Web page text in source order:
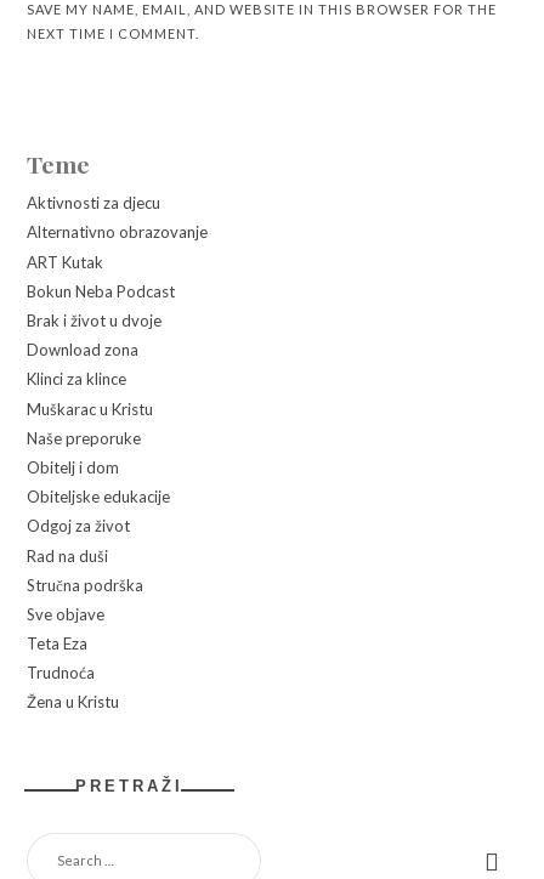
SAVE MY NAME, EMAIL, AND WEBSITE IN THIS BROWSER FOR THE
NEXT TIME I COMMENT.
Teme
Aktivnosti za djecu
Alternativno obrazovanje
ART Kutak
Bokun Neba Podcast
Brak i život u dvoje
Download zona
Klinci za klince
Muškarac u Kristu
Naše preporuke
Obitelj i dom
Obiteljske edukacije
Odgoj za život
Rad na duši
Stručna podrška
Sve objave
Teta Eza
Trudnoća
Žena u Kristu
PRETRAŽI